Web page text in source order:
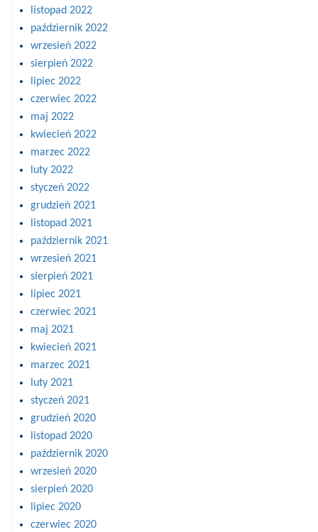
listopad 2022
październik 2022
wrzesień 2022
sierpień 2022
lipiec 2022
czerwiec 2022
maj 2022
kwiecień 2022
marzec 2022
luty 2022
styczeń 2022
grudzień 2021
listopad 2021
październik 2021
wrzesień 2021
sierpień 2021
lipiec 2021
czerwiec 2021
maj 2021
kwiecień 2021
marzec 2021
luty 2021
styczeń 2021
grudzień 2020
listopad 2020
październik 2020
wrzesień 2020
sierpień 2020
lipiec 2020
czerwiec 2020